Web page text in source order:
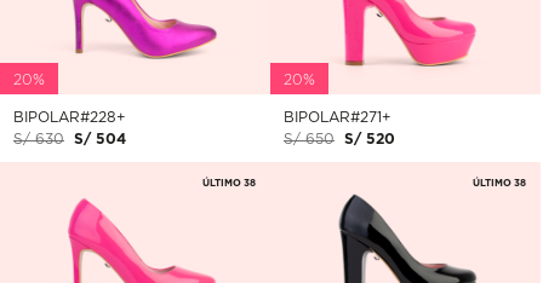
20%
BIPOLAR#228+
S/ 630
S/ 504
20%
BIPOLAR#271+
S/ 650
S/ 520
ÚLTIMO 38 ÚLTIMO 38